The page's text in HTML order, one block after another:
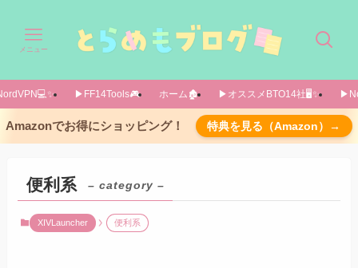
メニュー
▶FF14Tools🎮️ ホーム🏚️ ▶オススメBTO14社🖥️✨️
Amazonでお得にショッピング！ 特典を見る（Amazon）→
便利系 – category –
XIVLauncher 便利系